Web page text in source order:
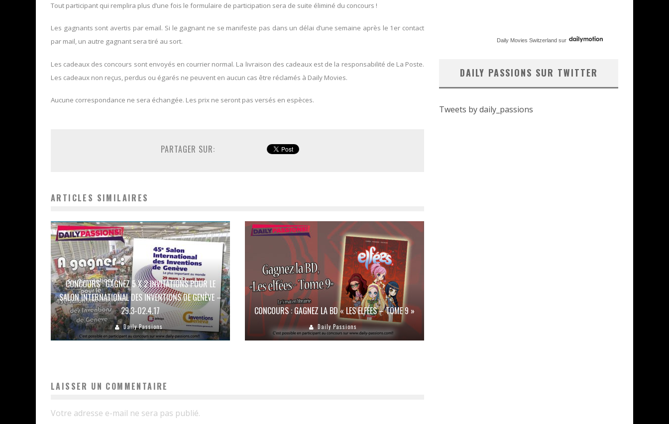
Tout participant qui remplira plus d’une fois le formulaire de participation sera de suite éliminé du concours !
Les gagnants sont avertis par email. Si le gagnant ne se manifeste pas dans un délai d’une semaine après le 1er contact
par mail, un autre gagnant sera tiré au sort.
Les cadeaux des concours sont envoyés en courrier normal. La livraison des cadeaux est de la responsabilité de La Poste.
Les cadeaux non reçus, perdus ou égarés ne peuvent en aucun cas être réclamés à Daily Movies.
Aucune correspondance ne sera échangée. Les prix ne seront pas versés en espèces.
PARTAGER SUR:
ARTICLES SIMILAIRES
CONCOURS : GAGNEZ 5 X 2 INVITATIONS POUR LE
SALON INTERNATIONAL DES INVENTIONS DE GENÈVE –
29.3-02.4.17
Daily Passions
CONCOURS : GAGNEZ LA BD « LES ELFÉES – TOME 9 »
Daily Passions
LAISSER UN COMMENTAIRE
Votre adresse e-mail ne sera pas publié.
Daily Movies Switzerland sur
DAILY PASSIONS SUR TWITTER
Tweets by daily_passions